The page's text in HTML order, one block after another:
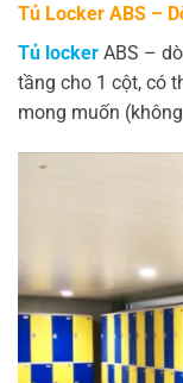
Tủ Locker ABS –
Tủ locker ABS –
tầng cho 1 cột, có
mong muốn